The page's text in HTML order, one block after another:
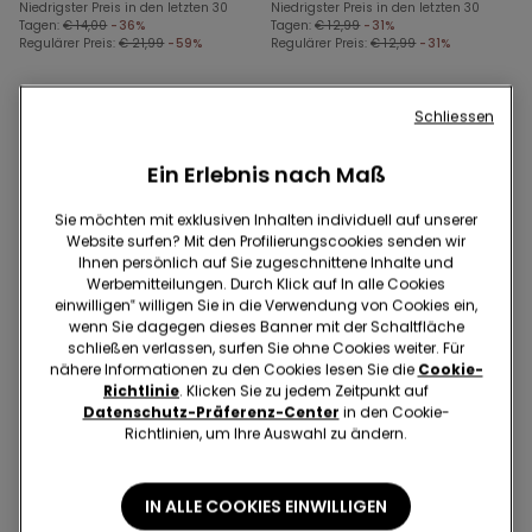
Niedrigster Preis in den letzten 30
Tagen: € 14,00 -36%
Regulärer Preis: € 21,99 -59%
Niedrigster Preis in den letzten 30
Tagen: € 12,99 -31%
Regulärer Preis: € 12,99 -31%
Recyceltes Mikrofaser
Gepolsterter Bandeau-BH
4 Farben
5 Paar einfarbige
Ein Erlebnis nach Maß
Sie möchten mit exklusiven Inhalten individuell auf unserer
Website surfen? Mit den Profilierungscookies senden wir
Ihnen persönlich auf Sie zugeschnittene Inhalte und
Werbemitteilungen. Durch Klick auf In alle Cookies
einwilligen‟ willigen Sie in die Verwendung von Cookies ein,
wenn Sie dagegen dieses Banner mit der Schaltfläche
schließen verlassen, surfen Sie ohne Cookies weiter. Für
nähere Informationen zu den Cookies lesen Sie die Cookie-
Richtlinie. Klicken Sie zu jedem Zeitpunkt auf
Datenschutz-Präferenz-Center in den Cookie-
Richtlinien, um Ihre Auswahl zu ändern.
IN ALLE COOKIES EINWILLIGEN
Schliessen